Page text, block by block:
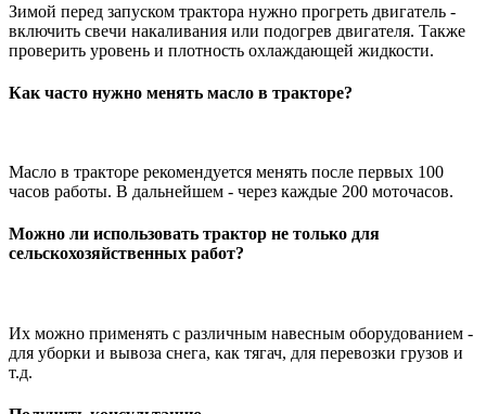
Зимой перед запуском трактора нужно прогреть двигатель -
включить свечи накаливания или подогрев двигателя. Также
проверить уровень и плотность охлаждающей жидкости.
Как часто нужно менять масло в тракторе?
Масло в тракторе рекомендуется менять после первых 100
часов работы. В дальнейшем - через каждые 200 моточасов.
Можно ли использовать трактор не только для
сельскохозяйственных работ?
Их можно применять с различным навесным оборудованием -
для уборки и вывоза снега, как тягач, для перевозки грузов и
т.д.